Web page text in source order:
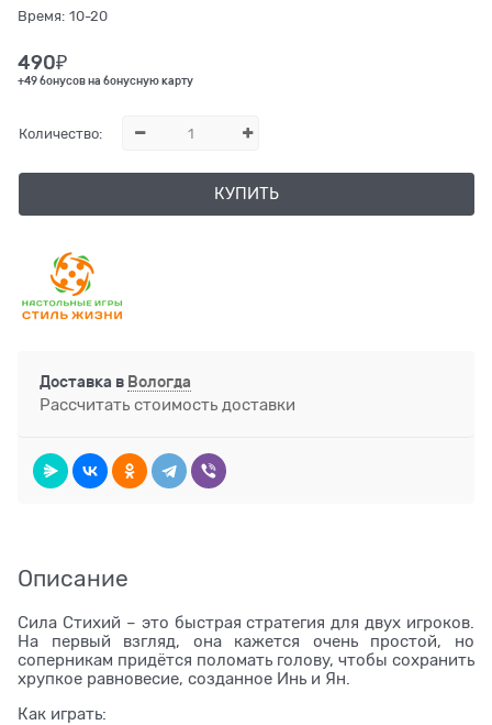
Время: 10-20
490₽
+49 бонусов на бонусную карту
Количество:
КУПИТЬ
Доставка в Вологда
Рассчитать стоимость доставки
Описание
Сила Стихий – это быстрая стратегия для двух игроков.
На первый взгляд, она кажется очень простой, но
соперникам придётся поломать голову, чтобы сохранить
хрупкое равновесие, созданное Инь и Ян.
Как играть: